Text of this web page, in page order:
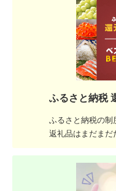
ふるさと納税
ふるさと納税の制
返礼品はまだまだ